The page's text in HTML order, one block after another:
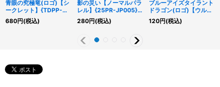
青眼の究極竜(ロゴ)【シ
ークレット】{TDPP-
JP018}《融合》
680円(税込)
影の災い【ノーマルパラ
レル】{25PR-JP005}
《罠》
280円(税込)
ブルーアイズタイラント
ドラゴン(ロゴ)【ウルト
ラ】{25LP-JP019}《融
合》
120円(税込)